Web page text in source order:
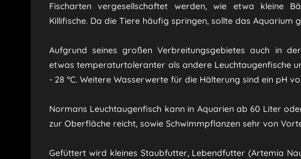
Fischarten vergesellschaftet werden, wie etwa kleine
Killifische. Da die Tiere häufig springen, sollte das Aquarium
Aufgrund seines großen Verbreitungsgebietes auch in
etwas temperaturtoleranter als andere Leuchtaugenfische
- 28 °C. Weitere Wasserwerte für die Hälterung sind ein pH
Normans Leuchtaugenfisch kann in Aquarien ab 60 Liter
zur Oberfläche reicht, sowie Schwimmpflanzen sehr von
Gefüttert wird kleines Staubfutter, Lebendfutter (Artemia